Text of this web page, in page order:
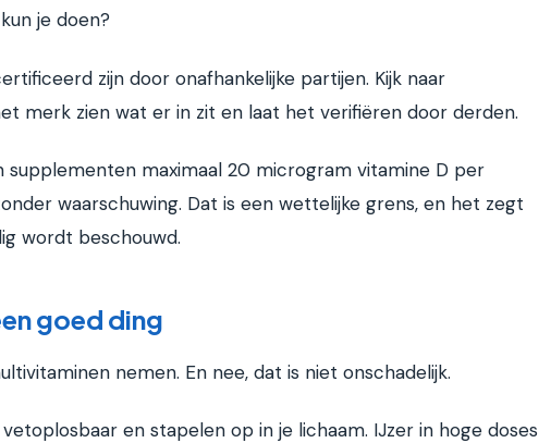
je doen?
zijn door onafhankelijke partijen. Kijk naar
merk zien wat er in zit en laat het verifiëren door derden.
supplementen maximaal 20 microgram vitamine D per
waarschuwing. Dat is een wettelijke grens, en het zegt
wordt beschouwd.
goed ding
nemen. En nee, dat is niet onschadelijk.
en stapelen op in je lichaam. IJzer in hoge doses